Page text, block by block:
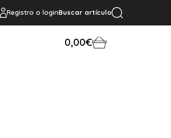
Registro o loginBuscar artículo
0,00€